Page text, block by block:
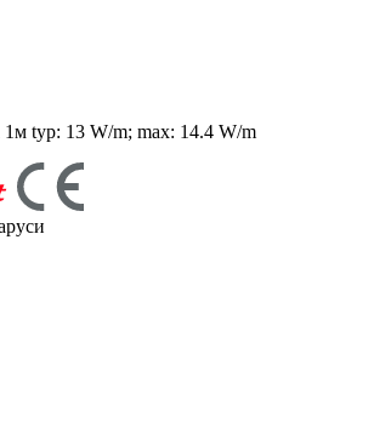
1м typ: 13 W/m; max: 14.4 W/m